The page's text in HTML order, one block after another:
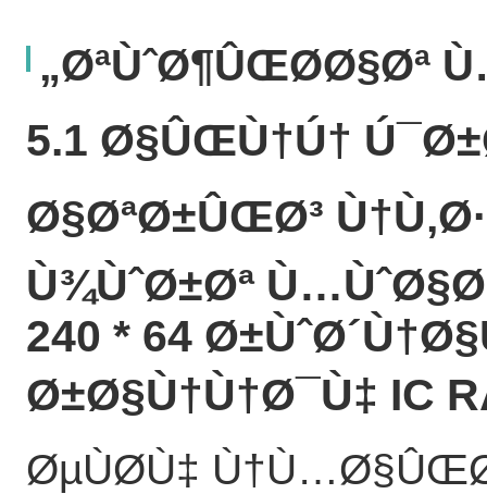
ØªÙˆØ¶ÛŒØ­Ø§Øª
5.1 Ø§ÛŒÙ†Ú†
Ø§ØªØ±ÛŒØ³
Ù¾ÙˆØ±Øª
240 * 64
Ø±Ø§Ù†Ù†Ø¯Ù‡ IC
ØµÙØ­Ù‡